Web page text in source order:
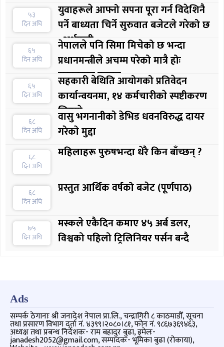
५३
दिन अघि
युवाहरूले आफ्नो सपना पूरा गर्न विदेशिनै
पर्ने बाध्यता चिर्ने सुरुवात बजेटले गरेको छ
: अर्थमन्त्री
६५
दिन अघि
नेपालले पनि सिमा मिचेको छ भन्दा
प्रधानमन्त्रीले अचम्म परेको मात्रै होः
सरकारका प्रवक्ता
६५
दिन अघि
सहकारी बेथिति आयोगको प्रतिवेदन
कार्यान्वयनमा, १४ कर्मचारीकाे स्पष्टीकरण
लिइयाे
६८
दिन अघि
वासु भगनानीकाे डेभिड धवनविरुद्ध दायर
गरेकाे मुद्दा
६८
दिन अघि
महिलाहरू पुरुषभन्दा धेरै किन बाँच्छन् ?
६८
दिन अघि
प्रस्तुत आर्थिक वर्षको बजेट (पूर्णपाठ)
७५
दिन अघि
मस्कले एकैदिन कमाए ४५ अर्ब डलर,
विश्वको पहिलो ट्रिलिनियर पर्सन बन्दै
Ads
सम्पर्क ठेगानाः श्री जनादेश नेपाल प्रा.लि., चन्द्रागिरी ८ काठमाडौँ, सूचना
तथा प्रसारण विभाग दर्ता नं. ४३९९।२०८०।८१, फोन नं. ९८६७३६९४६३,
अध्यक्ष तथा प्रबन्ध निर्देशकः- राम बहादुर बुढा, इमेलः-
janadesh2052@gmail.com, सम्पादकः- भूमिका बुढा (रोकाया),